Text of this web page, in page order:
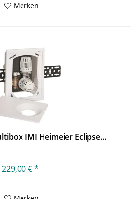
Merken
IMI Heimeier Eclipse...
229,00 € *